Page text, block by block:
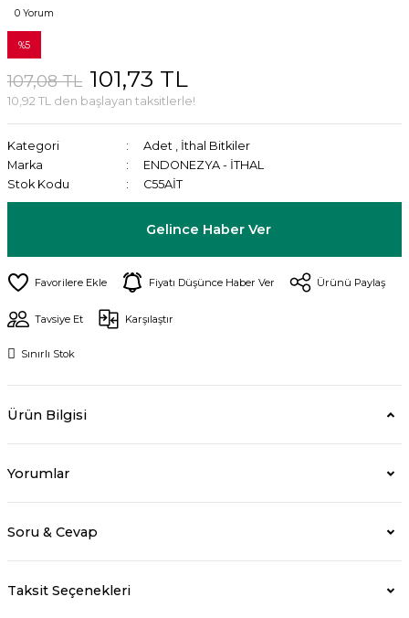
0 Yorum
%5
107,08 TL 101,73 TL
10,92 TL den başlayan taksitlerle!
Kategori Adet , İthal Bitkiler
Marka
ENDONEZYA - İTHAL
Stok Kodu
C55AİT
Gelince Haber Ver
Fiyatı Düşünce Haber Ver Ürünü Paylaş
Tavsiye Et Karşılaştır
Sınırlı Stok
Ürün Bilgisi
Yorumlar
Soru & Cevap
Taksit Seçenekleri